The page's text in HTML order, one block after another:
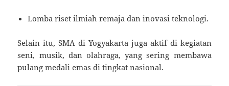
Lomba riset ilmiah remaja dan inovasi teknologi.
Selain itu, SMA di Yogyakarta juga aktif di kegiatan
seni, musik, dan olahraga, yang sering membawa
pulang medali emas di tingkat nasional.